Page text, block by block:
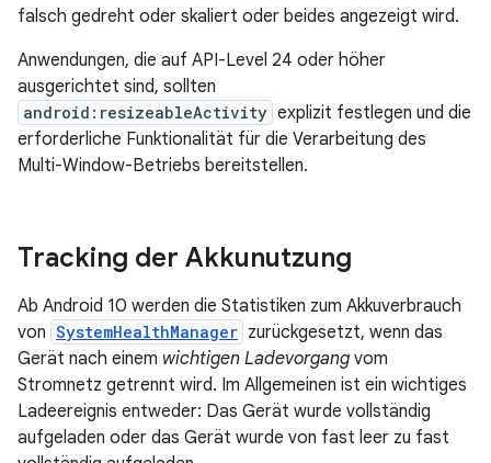
falsch gedreht oder skaliert oder beides angezeigt wird.
Anwendungen, die auf API-Level 24 oder höher
ausgerichtet sind, sollten
android:resizeableActivity explizit festlegen und die
erforderliche Funktionalität für die Verarbeitung des
Multi-Window-Betriebs bereitstellen.
Tracking der Akkunutzung
Ab Android 10 werden die Statistiken zum Akkuverbrauch
von SystemHealthManager zurückgesetzt, wenn das
Gerät nach einem wichtigen Ladevorgang vom
Stromnetz getrennt wird. Im Allgemeinen ist ein wichtiges
Ladeereignis entweder: Das Gerät wurde vollständig
aufgeladen oder das Gerät wurde von fast leer zu fast